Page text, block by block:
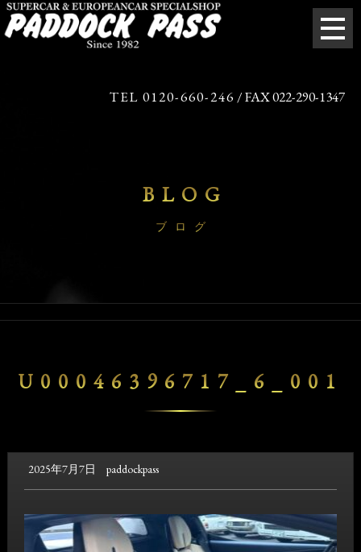
TEL 0120-660-246 / FAX 022-290-1347
BLOG
ブログ
U00046396717_6_001
2025年7月7日 paddockpass